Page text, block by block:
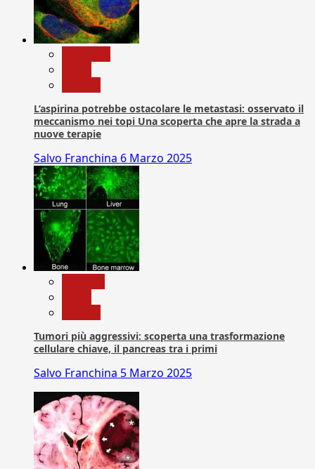
L’aspirina potrebbe ostacolare le metastasi: osservato il
meccanismo nei topi Una scoperta che apre la strada a
nuove terapie
Salvo Franchina 6 Marzo 2025
Tumori più aggressivi: scoperta una trasformazione
cellulare chiave, il pancreas tra i primi
Salvo Franchina 5 Marzo 2025